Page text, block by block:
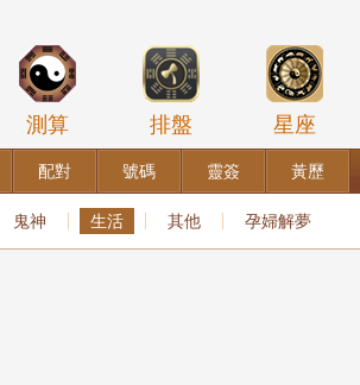
測算 排盤 星座
配對 號碼 靈簽 黃歷
鬼神 生活 其他 孕婦解夢